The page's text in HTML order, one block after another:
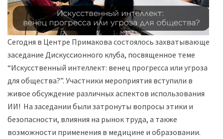
Сегодня в Центре Примакова состоялось захватывающее
заседание Дискуссионного клуба, посвященное теме
“Искусственный интеллект: венец прогресса или угроза
для общества?”. Участники мероприятия вступили в
живое обсуждение различных аспектов использования
ИИ! На заседании были затронуты вопросы этики и
безопасности, влияния на рынок труда, а также
возможности применения в медицине и образовании.